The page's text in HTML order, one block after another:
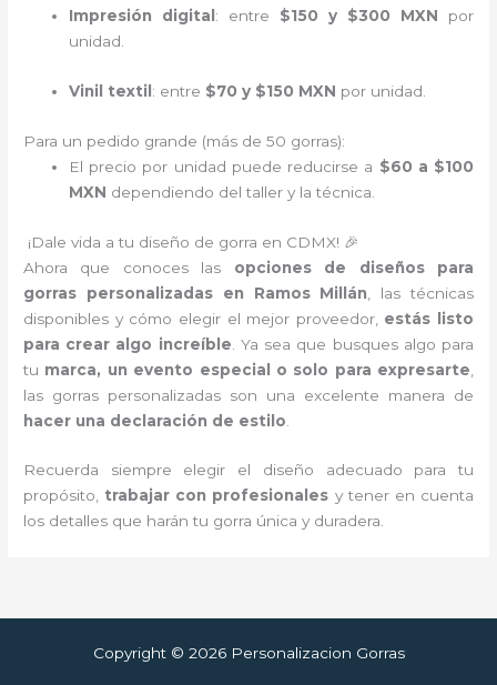
Impresión digital : entre $150 y $300 MXN por
unidad.
Vinil textil : entre $70 y $150 MXN por unidad.
Para un pedido grande (más de 50 gorras):
El precio por unidad puede reducirse a $60 a $100
MXN dependiendo del taller y la técnica.
¡Dale vida a tu diseño de gorra en CDMX! 🎉
Ahora que conoces las opciones de diseños para
gorras personalizadas en Ramos Millán , las técnicas
disponibles y cómo elegir el mejor proveedor, estás listo
para crear algo increíble . Ya sea que busques algo para
tu marca, un evento especial o solo para expresarte
las gorras personalizadas son una excelente manera de
hacer una declaración de estilo
Recuerda siempre elegir el diseño adecuado para tu
propósito, trabajar con profesionales y tener en cuenta
los detalles que harán tu gorra única y duradera.
Copyright © 2026 Personalizacion Gorras